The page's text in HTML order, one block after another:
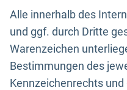
Alle innerhalb des
und ggf. durch Dritte
Warenzeichen
Bestimmungen des
Kennzeichenrechts